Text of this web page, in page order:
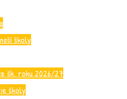
školy
šk. roku 2026/27
školy